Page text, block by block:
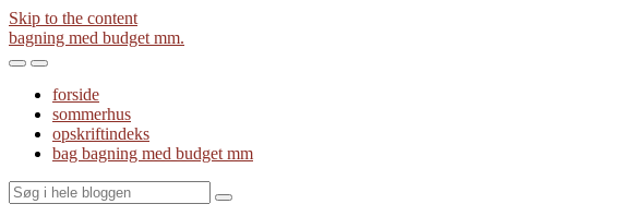
Skip to the content
bagning med budget mm.
Toggle
mobile
menu
Toggle
the
search
field
forside
sommerhus
opskriftindeks
bag bagning med budget mm
Search